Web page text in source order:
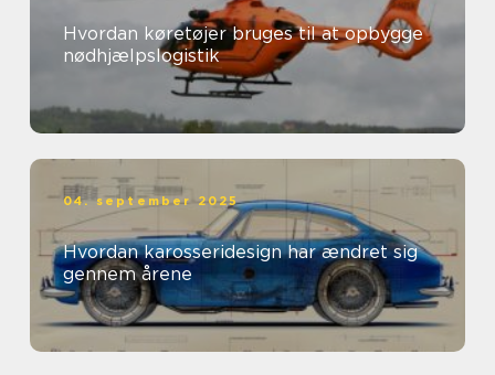
Hvordan køretøjer bruges til at opbygge
nødhjælpslogistik
04. september 2025
Hvordan karosseridesign har ændret sig
gennem årene